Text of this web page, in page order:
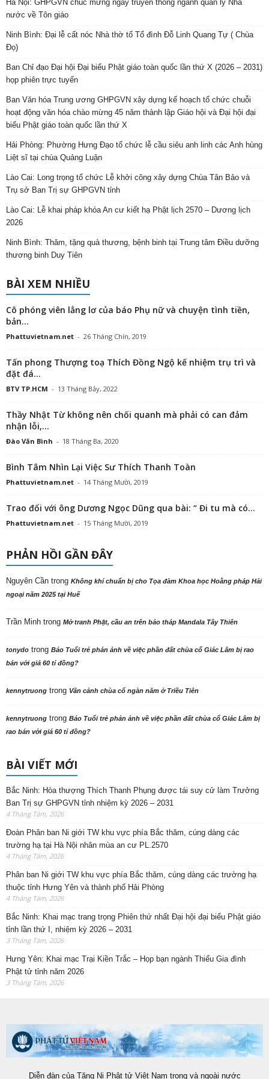
Hà Nội: GHPGVN chúc mừng ngày truyền thống ngành quản lý Nhà
nước về Tôn giáo
Ninh Bình: Đại lễ cất nóc Nhà thờ tổ Tổ đình Đỗ Linh Quang Tự ( Chùa
Đọ)
Ban Chỉ đạo Đại hội Đại biểu Phật giáo toàn quốc lần thứ X (2026 – 2031)
họp phiên trực tuyến
Ban Văn hóa Trung ương GHPGVN xây dựng kế hoạch tổ chức chuỗi
hoạt động văn hóa chào mừng 45 năm thành lập Giáo hội và Đại hội đại
biểu Phật giáo toàn quốc lần thứ X
Hải Phòng: Phường Hưng Đạo tổ chức lễ cầu siêu anh linh các Anh hùng
Liệt sĩ tại chùa Quảng Luận
Lào Cai: Long trọng tổ chức Lễ khởi công xây dựng Chùa Tân Bảo và
Trụ sở Ban Trị sự GHPGVN tỉnh
Lào Cai: Lễ khai pháp khóa An cư kiết hạ Phật lịch 2570 – Dương lịch
2026
Ninh Bình: Thăm, tặng quà thương, bệnh binh tại Trung tâm Điều dưỡng
thương binh Duy Tiên
BÀI XEM NHIỀU
Cô phóng viên lẳng lơ của báo Phụ nữ và chuyện tình tiền,
bản...
Phattuvietnam.net - 26 Tháng Chín, 2019
Tấn phong Thượng toạ Thích Đồng Ngộ kế nhiệm trụ trì và
đặt đá...
BTV TP.HCM - 13 Tháng Bảy, 2022
Thầy Nhật Từ không nên chối quanh mà phải có can đảm
nhận lỗi,...
Đào Văn Bình - 18 Tháng Ba, 2020
Bình Tâm Nhìn Lại Việc Sư Thích Thanh Toàn
Phattuvietnam.net - 14 Tháng Mười, 2019
Trao đổi với ông Dương Ngọc Dũng qua bài: “ Đi tu mà có...
Phattuvietnam.net - 15 Tháng Mười, 2019
PHẢN HỒI GẦN ĐÂY
Nguyên Cần trong Không khí chuẩn bị cho Tọa đàm Khoa học Hoằng pháp Hải
ngoại năm 2025 tại Huế
Trần Minh trong Mở tranh Phật, cầu an trên bảo tháp Mandala Tây Thiên
tonydo trong Báo Tuổi trẻ phản ảnh về việc phần đất chùa cổ Giác Lâm bị rao
bán với giá 60 tỉ đồng?
kennytruong trong Vãn cảnh chùa cổ ngàn năm ở Triều Tiên
kennytruong trong Báo Tuổi trẻ phản ảnh về việc phần đất chùa cổ Giác Lâm bị
rao bán với giá 60 tỉ đồng?
BÀI VIẾT MỚI
Bắc Ninh: Hòa thượng Thích Thanh Phụng được tái suy cử làm Trưởng
Ban Trị sự GHPGVN tỉnh nhiệm kỳ 2026 – 2031
4 Tháng Tám, 2026
Đoàn Phân ban Ni giới TW khu vực phía Bắc thăm, cúng dàng các
trường hạ tại Hà Nội nhân mùa an cư PL.2570
4 Tháng Tám, 2026
Phân ban Ni giới TW khu vực phía Bắc thăm, cúng dàng các trường hạ
thuộc tỉnh Hưng Yên và thành phố Hải Phòng
4 Tháng Tám, 2026
Bắc Ninh: Khai mạc trang trọng Phiên thứ nhất Đại hội đại biểu Phật giáo
tỉnh lần thứ I, nhiệm kỳ 2026 – 2031
3 Tháng Tám, 2026
Hưng Yên: Khai mạc Trại Kiền Trắc – Họp bạn ngành Thiếu Gia đình
Phật tử tỉnh năm 2026
3 Tháng Tám, 2026
Diễn đàn của Tăng Ni Phật tử Việt Nam trong và ngoài nước